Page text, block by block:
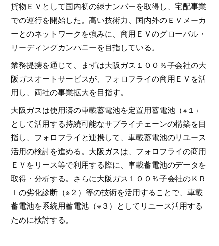
貨物ＥＶとして国内初の緑ナンバーを取得し、宅配事業
での運行を開始した。高い技術力、国内外のＥＶメーカ
ーとのネットワークを強みに、商用ＥＶのグローバル・
リーディングカンパニーを目指している。
業務提携を通じて、まずは大阪ガス１００％子会社の大
阪ガスオートサービスが、フォロフライの商用ＥＶを活
用し、両社の事業拡大を目指す。
大阪ガスは使用済の車載蓄電池を定置用蓄電池（※１）
として活用する持続可能なサプライチェーンの構築を目
指し、フォロフライと連携して、車載蓄電池のリユース
活用の検討を進める。大阪ガスは、フォロフライの商用
ＥＶをリース等で利用する際に、車載蓄電池のデータを
取得・分析する。さらに大阪ガス１００％子会社のＫＲ
Ｉの劣化診断（※２）等の技術を活用することで、車載
蓄電池を系統用蓄電池（※３）としてリユース活用する
ために検討する。